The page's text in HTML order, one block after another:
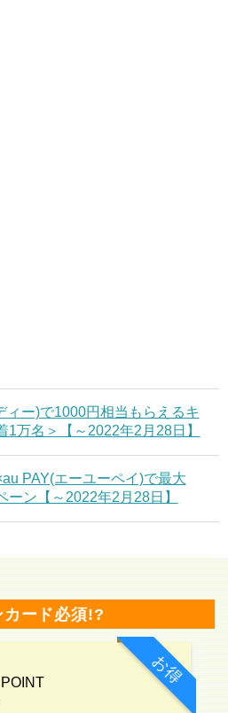
ィー)で1000円相当もらえるキ
1万名＞【～2022年2月28日】
PAY(エーユーペイ)で最大
ーン【～2022年2月28日】
カード必須!?
お得